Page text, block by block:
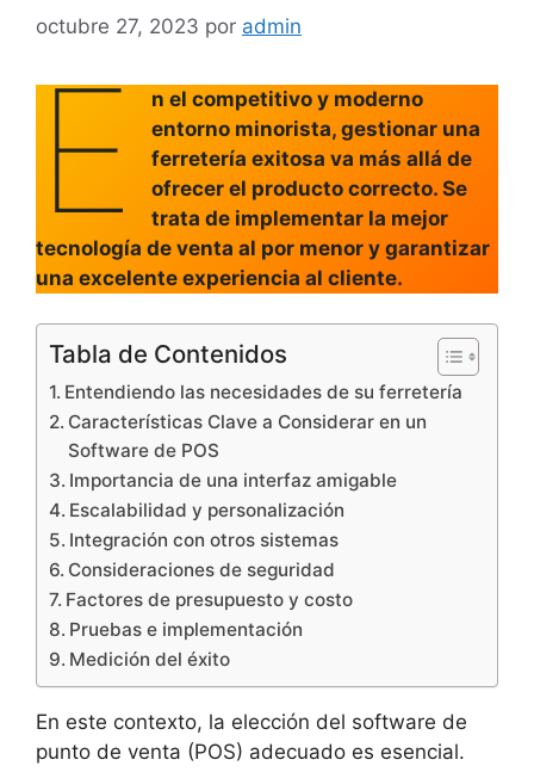
octubre 27, 2023 por admin
E
n el competitivo y moderno
entorno minorista, gestionar una
ferretería exitosa va más allá de
ofrecer el producto correcto. Se
trata de implementar la mejor
tecnología de venta al por menor y garantizar
una excelente experiencia al cliente.
Tabla de Contenidos
Entendiendo las necesidades de su ferretería
Características Clave a Considerar en un
Software de POS
Importancia de una interfaz amigable
Escalabilidad y personalización
Integración con otros sistemas
Consideraciones de seguridad
Factores de presupuesto y costo
Pruebas e implementación
Medición del éxito
En este contexto, la elección del software de
punto de venta (POS) adecuado es esencial.